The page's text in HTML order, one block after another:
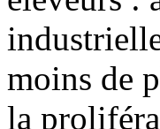
moins de
la